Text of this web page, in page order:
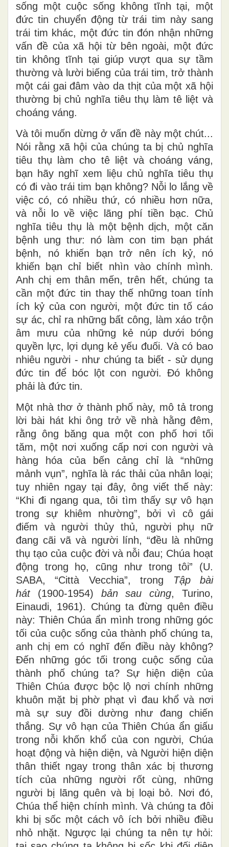
sống một cuộc sống không tĩnh tại, một
đức tin chuyển động từ trái tim này sang
trái tim khác, một đức tin đón nhận những
vấn đề của xã hội từ bên ngoài, một đức
tin không tĩnh tại giúp vượt qua sự tầm
thường và lười biếng của trái tim, trở thành
một cái gai đâm vào da thịt của một xã hội
thường bị chủ nghĩa tiêu thụ làm tê liệt và
choáng váng.
Và tôi muốn dừng ở vấn đề này một chút...
Nói rằng xã hội của chúng ta bị chủ nghĩa
tiêu thụ làm cho tê liệt và choáng váng,
bạn hãy nghĩ xem liệu chủ nghĩa tiêu thụ
có đi vào trái tim bạn không? Nỗi lo lắng về
việc có, có nhiều thứ, có nhiều hơn nữa,
và nỗi lo về việc lãng phí tiền bạc. Chủ
nghĩa tiêu thụ là một bệnh dịch, một căn
bệnh ung thư: nó làm con tim bạn phát
bệnh, nó khiến bạn trở nên ích kỷ, nó
khiến bạn chỉ biết nhìn vào chính mình.
Anh chị em thân mến, trên hết, chúng ta
cần một đức tin thay thế những toan tính
ích kỷ của con người, một đức tin tố cáo
sự ác, chỉ ra những bất công, làm xáo trộn
âm mưu của những kẻ núp dưới bóng
quyền lực, lợi dụng kẻ yếu đuối. Và có bao
nhiêu người - như chúng ta biết - sử dụng
đức tin để bóc lột con người. Đó không
phải là đức tin.
Một nhà thơ ở thành phố này, mô tả trong
lời bài hát khi ông trở về nhà hằng đêm,
rằng ông băng qua một con phố hơi tối
tăm, một nơi xuống cấp nơi con người và
hàng hóa của bến cảng chỉ là “những
mảnh vụn”, nghĩa là rác thải của nhân loại;
tuy nhiên ngay tại đây, ông viết thế này:
“Khi đi ngang qua, tôi tìm thấy sự vô hạn
trong sự khiêm nhường”, bởi vì cô gái
điếm và người thủy thủ, người phụ nữ
đang cãi vã và người lính, “đều là những
thụ tạo của cuộc đời và nỗi đau; Chúa hoạt
động trong họ, cũng như trong tôi” (U.
SABA, “Città Vecchia”, trong
Tập bài
hát(1900-1954) bản sau cùng, Turino,
Einaudi, 1961). Chúng ta đừng quên điều
này: Thiên Chúa ẩn mình trong những góc
tối của cuộc sống của thành phố chúng ta,
anh chị em có nghĩ đến điều này không?
Đến những góc tối trong cuộc sống của
thành phố chúng ta? Sự hiện diện của
Thiên Chúa được bộc lộ nơi chính những
khuôn mặt bị phờ phạt vì đau khổ và nơi
mà sự suy đồi dường như đang chiến
thắng. Sự vô hạn của Thiên Chúa ẩn giấu
trong nỗi khốn khổ của con người, Chúa
hoạt động và hiện diện, và Người hiện diện
thân thiết ngay trong thân xác bị thương
tích của những người rốt cùng, những
người bị lãng quên và bị loại bỏ. Nơi đó,
Chúa thể hiện chính mình. Và chúng ta đôi
khi bị sốc một cách vô ích bởi nhiều điều
nhỏ nhặt. Ngược lại chúng ta nên tự hỏi: